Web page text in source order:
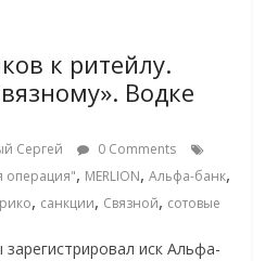
к ритейлу.
Водке
Сергей
0 Comments
операция", MERLION,Альфа-банк,
, санкции, Связной, сотовые
иск Альфа-